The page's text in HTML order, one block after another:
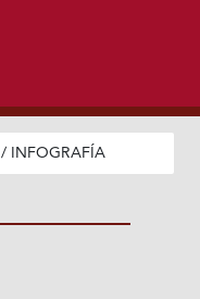
/ INFOGRAFÍA